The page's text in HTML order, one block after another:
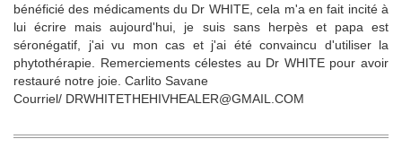
bénéficié des médicaments du Dr WHITE, cela m'a en fait incité à
lui écrire mais aujourd'hui, je suis sans herpès et papa est
séronégatif, j'ai vu mon cas et j'ai été convaincu d'utiliser la
phytothérapie. Remerciements célestes au Dr WHITE pour avoir
restauré notre joie. Carlito Savane
Courriel/ DRWHITETHEHIVHEALER@GMAIL.COM